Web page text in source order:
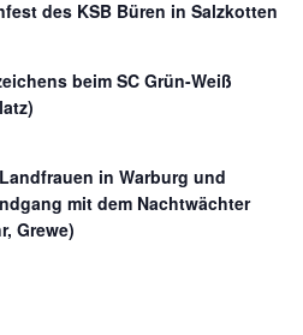
des KSB Büren in Salzkotten
beim SC Grün-Weiß
in Warburg und
mit dem Nachtwächter
Grewe)